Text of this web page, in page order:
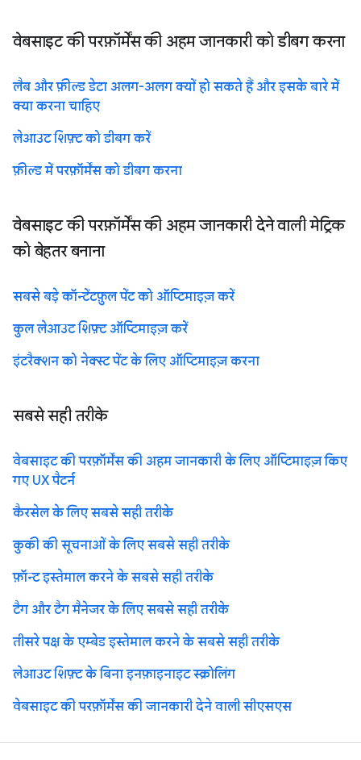
वेबसाइट की परफ़ॉर्मेंस की अहम जानकारी को डीबग करना
लैब और फ़ील्ड डेटा अलग-अलग क्यों हो सकते हैं और इसके बारे में
क्या करना चाहिए
लेआउट शिफ़्ट को डीबग करें
फ़ील्ड में परफ़ॉर्मेंस को डीबग करना
वेबसाइट की परफ़ॉर्मेंस की अहम जानकारी देने वाली मेट्रिक
को बेहतर बनाना
सबसे बड़े कॉन्टेंटफ़ुल पेंट को ऑप्टिमाइज़ करें
कुल लेआउट शिफ़्ट ऑप्टिमाइज़ करें
इंटरैक्शन को नेक्स्ट पेंट के लिए ऑप्टिमाइज़ करना
सबसे सही तरीके
वेबसाइट की परफ़ॉर्मेंस की अहम जानकारी के लिए ऑप्टिमाइज़ किए
गए UX पैटर्न
कैरसेल के लिए सबसे सही तरीके
कुकी की सूचनाओं के लिए सबसे सही तरीके
फ़ॉन्ट इस्तेमाल करने के सबसे सही तरीके
टैग और टैग मैनेजर के लिए सबसे सही तरीके
तीसरे पक्ष के एम्बेड इस्तेमाल करने के सबसे सही तरीके
लेआउट शिफ़्ट के बिना इनफ़ाइनाइट स्क्रोलिंग
वेबसाइट की परफ़ॉर्मेंस की जानकारी देने वाली सीएसएस